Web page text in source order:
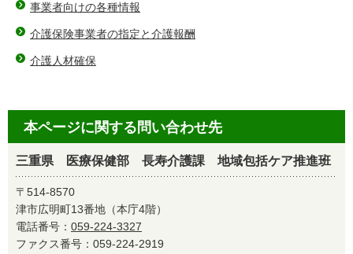
事業者向けの各種情報
介護保険事業者の指定と介護報酬
介護人材確保
本ページに関する問い合わせ先
三重県 医療保健部 長寿介護課 地域包括ケア推進班
〒514-8570
津市広明町13番地（本庁4階）
電話番号： 059-224-3327
ファクス番号：059-224-2919